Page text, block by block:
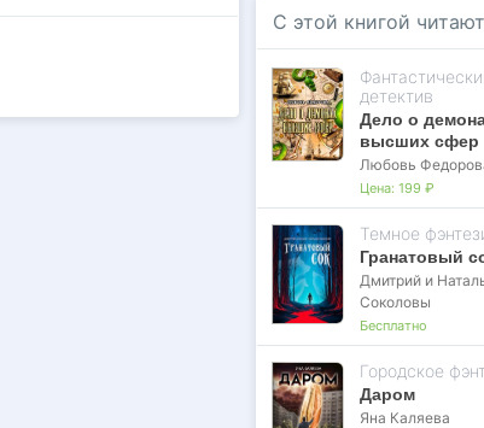
С этой книгой читают
детектив
Дело о
высших сфер
Любовь
Цена: 199 ₽
Темное
Гранатовый
Дмитрий и
Соколовы
Бесплатно
Городское
Даром
Яна Каляева